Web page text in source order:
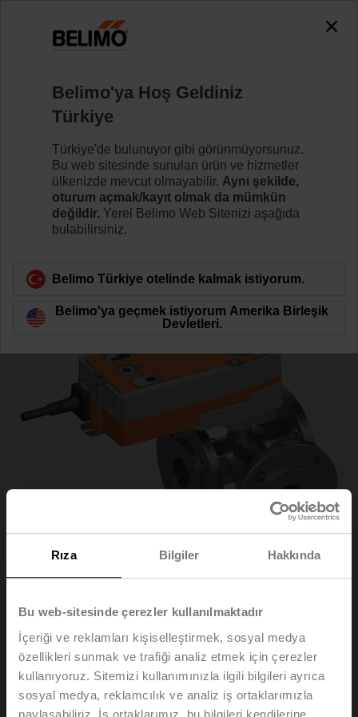
Rıza Bilgiler Hakkında
Bu web-sitesinde çerezler kullanılmaktadır
İçeriği ve reklamları kişiselleştirmek, sosyal medya
özellikleri sunmak ve trafiği analiz etmek için çerezler
kullanıyoruz. Sitemizi kullanımınızla ilgili bilgileri ayrıca
sosyal medya, reklamcılık ve analiz iş ortaklarımızla
paylaşabiliriz. İş ortaklarımız, bu bilgileri kendilerine
R7040R-B3/NRF24A-O
Daha fazla bilgi
R7040R-B3/NRF24A-
O
Belimo'ya Hoş Geldiniz
Türkiye
Türkiye'de bulunuyor gibi görünmüyorsunuz.
Bu web sitesinde sunulan ürün ve hizmetler
ülkenizde mevcut olmayabilir. Aynı şekilde,
oturum açmak/kayıt olmak da mümkün
değildir. Yerel Belimo Web Sitenizi aşağıda
bulabilirsiniz.
Belimo Türkiye otelinde kalmak istiyorum.
Belimo'ya geçmek istiyorum Amerika Birleşik
Devletleri.